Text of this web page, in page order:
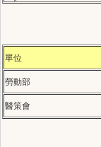
單位
勞動部
醫策會